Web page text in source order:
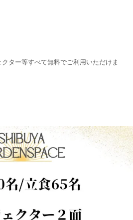
ター等すべて無料でご利用いただけま